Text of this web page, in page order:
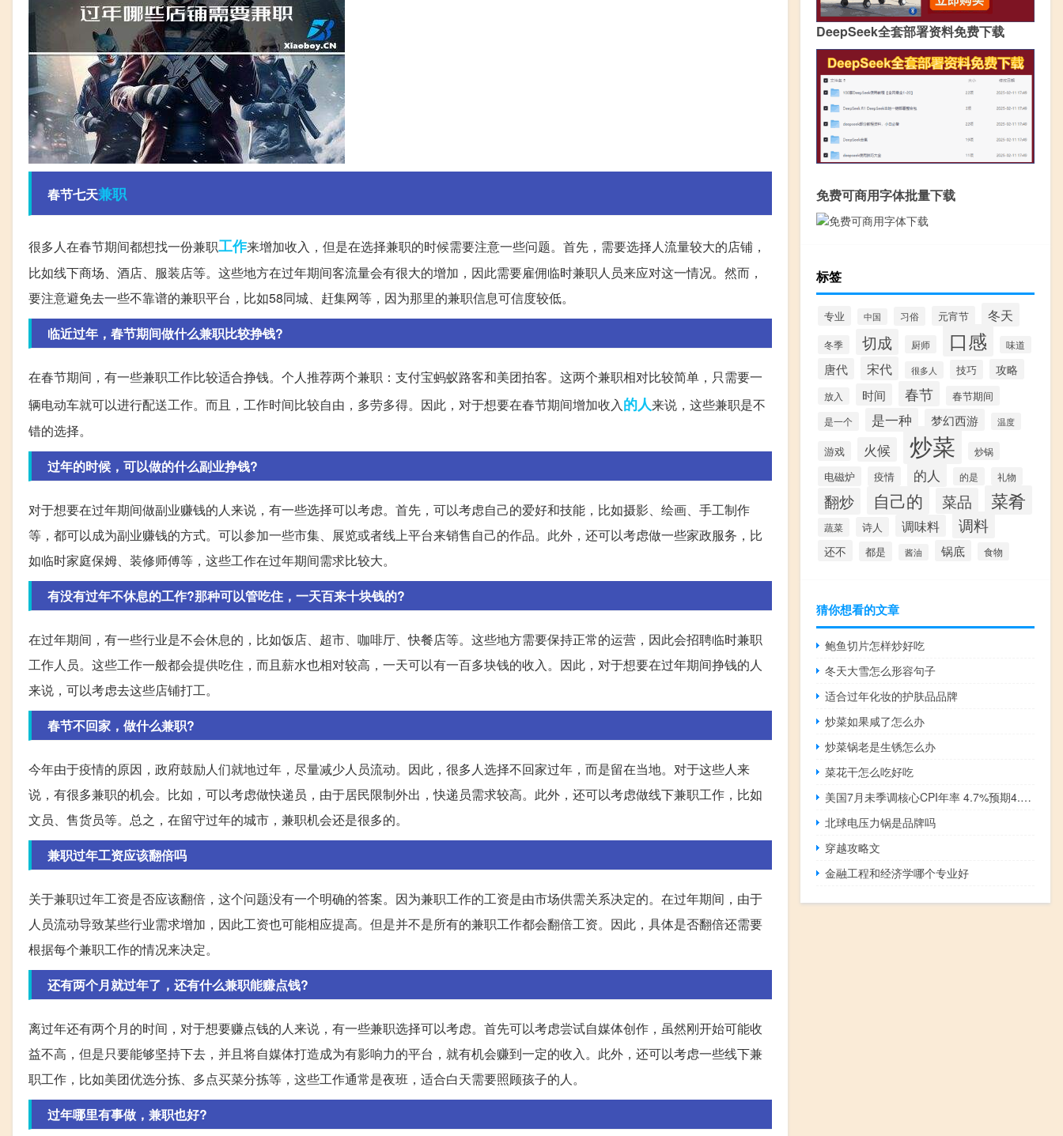
春节七天兼职
很多人在春节期间都想找一份兼职工作来增加收入，但是在选择兼职的时候需要注意一些问题。首先，需要选择人流量较大的店铺，
比如线下商场、酒店、服装店等。这些地方在过年期间客流量会有很大的增加，因此需要雇佣临时兼职人员来应对这一情况。然而，
要注意避免去一些不靠谱的兼职平台，比如58同城、赶集网等，因为那里的兼职信息可信度较低。
临近过年，春节期间做什么兼职比较挣钱?
在春节期间，有一些兼职工作比较适合挣钱。个人推荐两个兼职：支付宝蚂蚁路客和美团拍客。这两个兼职相对比较简单，只需要一
辆电动车就可以进行配送工作。而且，工作时间比较自由，多劳多得。因此，对于想要在春节期间增加收入的人来说，这些兼职是不
错的选择。
过年的时候，可以做的什么副业挣钱?
对于想要在过年期间做副业赚钱的人来说，有一些选择可以考虑。首先，可以考虑自己的爱好和技能，比如摄影、绘画、手工制作
等，都可以成为副业赚钱的方式。可以参加一些市集、展览或者线上平台来销售自己的作品。此外，还可以考虑做一些家政服务，比
如临时家庭保姆、装修师傅等，这些工作在过年期间需求比较大。
有没有过年不休息的工作?那种可以管吃住，一天百来十块钱的?
在过年期间，有一些行业是不会休息的，比如饭店、超市、咖啡厅、快餐店等。这些地方需要保持正常的运营，因此会招聘临时兼职
工作人员。这些工作一般都会提供吃住，而且薪水也相对较高，一天可以有一百多块钱的收入。因此，对于想要在过年期间挣钱的人
来说，可以考虑去这些店铺打工。
春节不回家，做什么兼职?
今年由于疫情的原因，政府鼓励人们就地过年，尽量减少人员流动。因此，很多人选择不回家过年，而是留在当地。对于这些人来
说，有很多兼职的机会。比如，可以考虑做快递员，由于居民限制外出，快递员需求较高。此外，还可以考虑做线下兼职工作，比如
文员、售货员等。总之，在留守过年的城市，兼职机会还是很多的。
兼职过年工资应该翻倍吗
关于兼职过年工资是否应该翻倍，这个问题没有一个明确的答案。因为兼职工作的工资是由市场供需关系决定的。在过年期间，由于
人员流动导致某些行业需求增加，因此工资也可能相应提高。但是并不是所有的兼职工作都会翻倍工资。因此，具体是否翻倍还需要
根据每个兼职工作的情况来决定。
还有两个月就过年了，还有什么兼职能赚点钱?
离过年还有两个月的时间，对于想要赚点钱的人来说，有一些兼职选择可以考虑。首先可以考虑尝试自媒体创作，虽然刚开始可能收
益不高，但是只要能够坚持下去，并且将自媒体打造成为有影响力的平台，就有机会赚到一定的收入。此外，还可以考虑一些线下兼
职工作，比如美团优选分拣、多点买菜分拣等，这些工作通常是夜班，适合白天需要照顾孩子的人。
过年哪里有事做，兼职也好?
DeepSeek全套部署资料免费下载
免费可商用字体批量下载
标签
专业 中国 习俗 元宵节 冬天
冬季 切成 厨师 口感 味道
唐代 宋代 很多人 技巧 攻略
放入 时间 春节 春节期间
是一个 是一种 梦幻西游 温度
游戏 火候 炒菜 炒锅
电磁炉 疫情 的人 的是 礼物
翻炒 自己的 菜品 菜肴
蔬菜 诗人 调味料 调料
还不 都是 酱油 锅底 食物
猜你想看的文章
鲍鱼切片怎样炒好吃
冬天大雪怎么形容句子
适合过年化妆的护肤品品牌
炒菜如果咸了怎么办
炒菜锅老是生锈怎么办
菜花干怎么吃好吃
美国7月未季调核心CPI年率 4.7%预期4.8%前值4.80%
北球电压力锅是品牌吗
穿越攻略文
金融工程和经济学哪个专业好